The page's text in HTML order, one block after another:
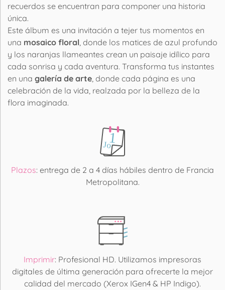
recuerdos se encuentran para componer una historia
única.
Este álbum es una invitación a tejer tus momentos en
una mosaico floral , donde los matices de azul profundo
y los naranjas llameantes crean un paisaje idílico para
cada sonrisa y cada aventura. Transforma tus instantes
en una galería de arte , donde cada página es una
celebración de la vida, realzada por la belleza de la
flora imaginada.
Plazos: entrega de 2 a 4 días hábiles dentro de Francia
Metropolitana.
Imprimir: Profesional HD. Utilizamos impresoras
digitales de última generación para ofrecerte la mejor
calidad del mercado (Xerox IGen4 & HP Indigo).